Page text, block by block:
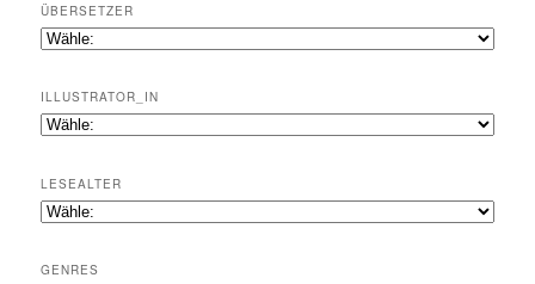
ÜBERSETZER
ILLUSTRATOR_IN
LESEALTER
GENRES